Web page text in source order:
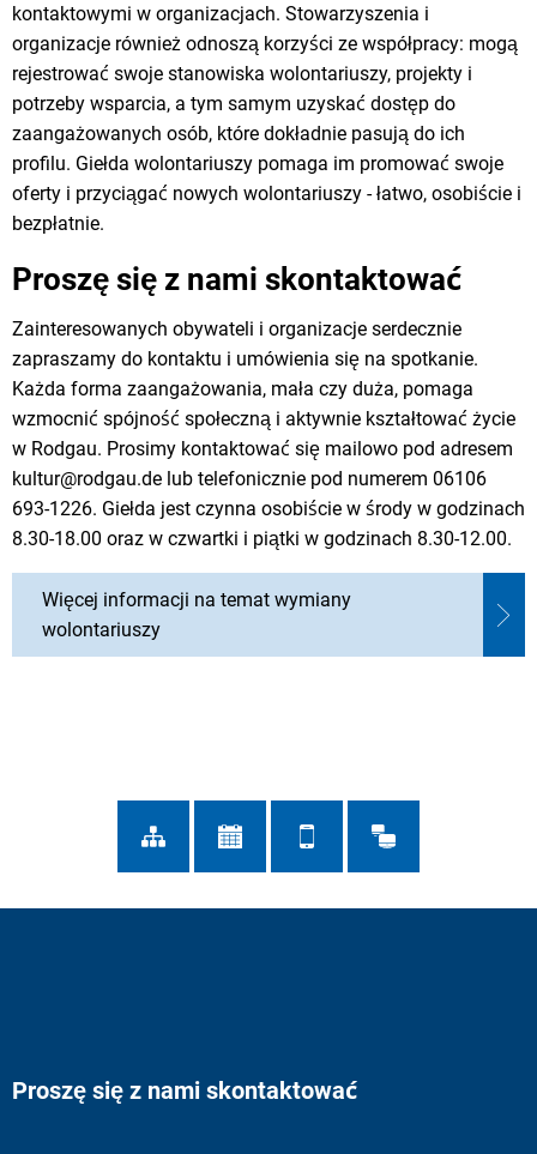
kontaktowymi w organizacjach. Stowarzyszenia i
organizacje również odnoszą korzyści ze współpracy: mogą
rejestrować swoje stanowiska wolontariuszy, projekty i
potrzeby wsparcia, a tym samym uzyskać dostęp do
zaangażowanych osób, które dokładnie pasują do ich
profilu. Giełda wolontariuszy pomaga im promować swoje
oferty i przyciągać nowych wolontariuszy - łatwo, osobiście i
bezpłatnie.
Proszę się z nami skontaktować
Zainteresowanych obywateli i organizacje serdecznie
zapraszamy do kontaktu i umówienia się na spotkanie.
Każda forma zaangażowania, mała czy duża, pomaga
wzmocnić spójność społeczną i aktywnie kształtować życie
w Rodgau. Prosimy kontaktować się mailowo pod adresem
kultur@rodgau.de lub telefonicznie pod numerem 06106
693-1226. Giełda jest czynna osobiście w środy w godzinach
8.30-18.00 oraz w czwartki i piątki w godzinach 8.30-12.00.
Więcej informacji na temat wymiany
wolontariuszy
Proszę się z nami skontaktować